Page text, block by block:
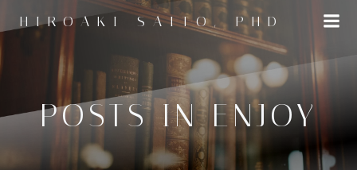
コ
ン
ン
ツ
へ
ス
キ
ッ
HIROAKI SAITO, PHD
POSTS IN ENJOY